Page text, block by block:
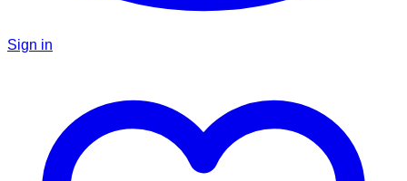
Sign in